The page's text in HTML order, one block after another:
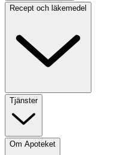
Recept och läkemedel
Tjänster
Om Apoteket